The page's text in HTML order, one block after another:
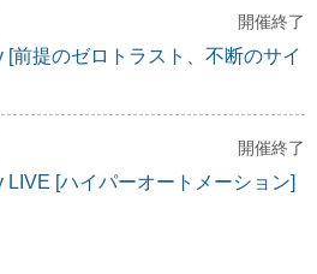
開催終了
[前提のゼロトラスト、不断のサイ
開催終了
LIVE [ハイパーオートメーション]